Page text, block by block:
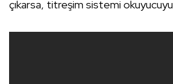
çıkarsa, titreşim sistemi okuyucuyu